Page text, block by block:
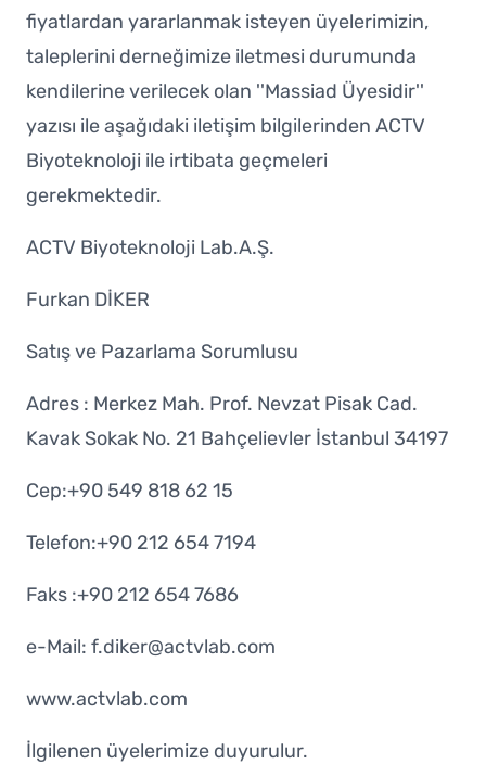
fiyatlardan yararlanmak isteyen üyelerimizin,
taleplerini derneğimize iletmesi durumunda
kendilerine verilecek olan ''Massiad Üyesidir''
yazısı ile aşağıdaki iletişim bilgilerinden ACTV
Biyoteknoloji ile irtibata geçmeleri
gerekmektedir.
ACTV Biyoteknoloji Lab.A.Ş.
Furkan DİKER
Satış ve Pazarlama Sorumlusu
Adres : Merkez Mah. Prof. Nevzat Pisak Cad.
Kavak Sokak No. 21 Bahçelievler İstanbul 34197
Cep:+90 549 818 62 15
Telefon:+90 212 654 7194
Faks :+90 212 654 7686
e-Mail: f.diker@actvlab.com
www.actvlab.com
İlgilenen üyelerimize duyurulur.